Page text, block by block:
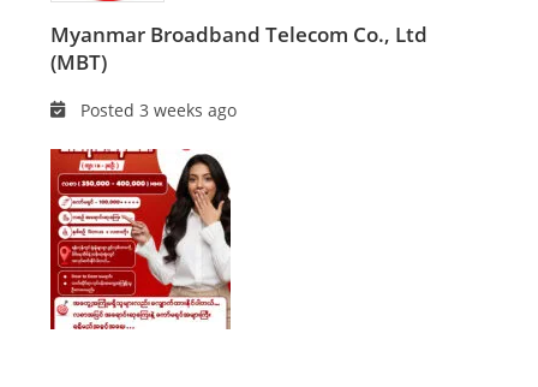
Myanmar Broadband Telecom Co., Ltd
(MBT)
Posted 3 weeks ago